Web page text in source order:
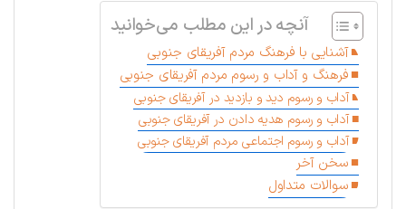
آنچه در این مطلب می‌خوانید
آشنایی با فرهنگ مردم آفریقای جنوبی
فرهنگ و آداب و رسوم مردم آفریقای جنوبی
آداب و رسوم دید و بازدید در آفریقای جنوبی
آداب و رسوم هدیه دادن در آفریقای جنوبی
آداب و رسوم اجتماعی مردم آفریقای جنوبی
سخن آخر
سوالات متداول